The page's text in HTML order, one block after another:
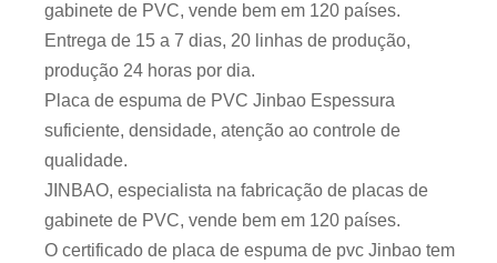
gabinete de PVC, vende bem em 120 países.
Entrega de 15 a 7 dias, 20 linhas de produção,
produção 24 horas por dia.
Placa de espuma de PVC Jinbao Espessura
suficiente, densidade, atenção ao controle de
qualidade.
JINBAO, especialista na fabricação de placas de
gabinete de PVC, vende bem em 120 países.
O certificado de placa de espuma de pvc Jinbao tem